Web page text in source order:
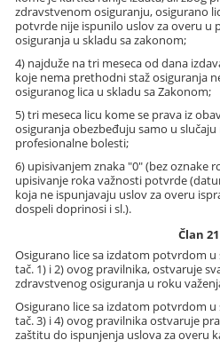
zdravstvenom osiguranju, osigurano
potvrde nije ispunilo uslov za overu u
osiguranja u skladu sa zakonom;
4) najduže na tri meseca od dana
koje nema prethodni staž osiguranja
osiguranog lica u skladu sa Zakonom;
5) tri meseca licu kome se prava iz
osiguranja obezbeđuju samo u
profesionalne bolesti;
6) upisivanjem znaka "0" (bez oznake
upisivanje roka važnosti potvrde
koja ne ispunjavaju uslov za overu
dospeli doprinosi i sl.).
Član 21
Osigurano lice sa izdatom potvrdom u
tač. 1) i 2) ovog pravilnika, ostvaruje
zdravstvenog osiguranja u roku
Osigurano lice sa izdatom potvrdom u
tač. 3) i 4) ovog pravilnika ostvaruje
zaštitu do ispunjenja uslova za overu